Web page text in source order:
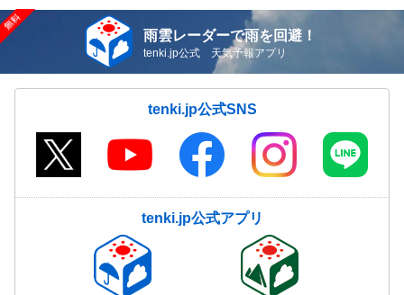
雨雲レーダーで雨を回避！
tenki.jp公式 天気予報アプリ
tenki.jp公式SNS
tenki.jp公式アプリ